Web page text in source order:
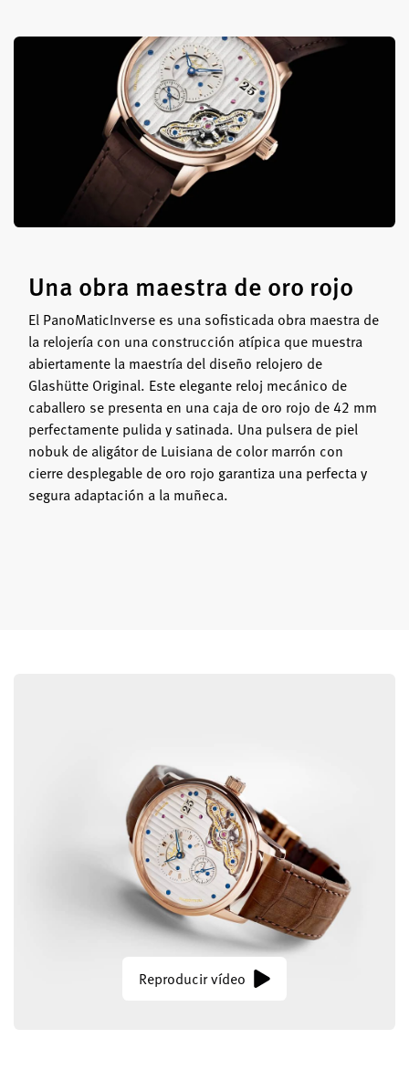
Una obra maestra de oro rojo
El PanoMaticInverse es una sofisticada obra maestra de
la relojería con una construcción atípica que muestra
abiertamente la maestría del diseño relojero de
Glashütte Original. Este elegante reloj mecánico de
caballero se presenta en una caja de oro rojo de 42 mm
perfectamente pulida y satinada. Una pulsera de piel
nobuk de aligátor de Luisiana de color marrón con
cierre desplegable de oro rojo garantiza una perfecta y
segura adaptación a la muñeca.
Reproducir vídeo